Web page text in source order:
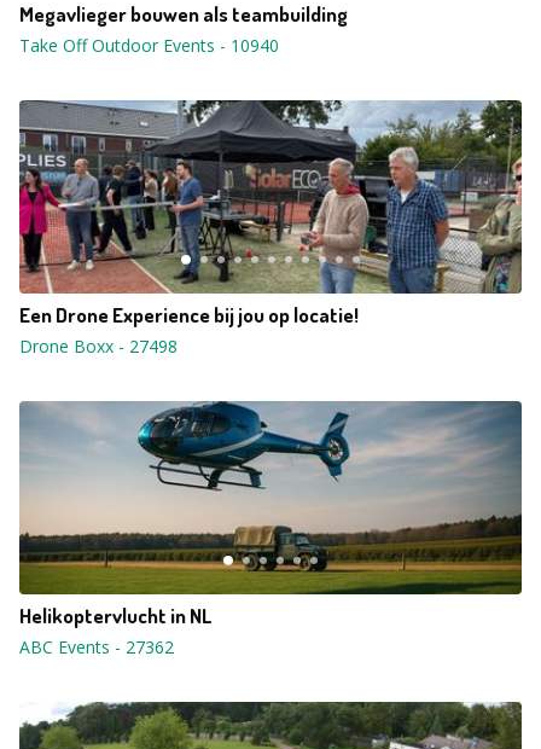
Megavlieger bouwen als teambuilding
Take Off Outdoor Events - 10940
Een Drone Experience bij jou op locatie!
Drone Boxx - 27498
Helikoptervlucht in NL
ABC Events - 27362